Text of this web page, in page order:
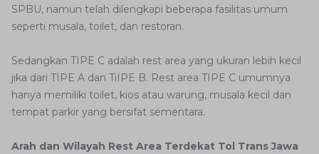
SPBU, namun telah dilengkapi beberapa fasilitas umum
seperti musala, toilet, dan restoran.
Sedangkan TIPE C adalah rest area yang ukuran lebih kecil
jika dari TIPE A dan TiIPE B. Rest area TIPE C umumnya
hanya memiliki toilet, kios atau warung, musala kecil dan
tempat parkir yang bersifat sementara.
Arah dan Wilayah Rest Area Terdekat Tol Trans Jawa